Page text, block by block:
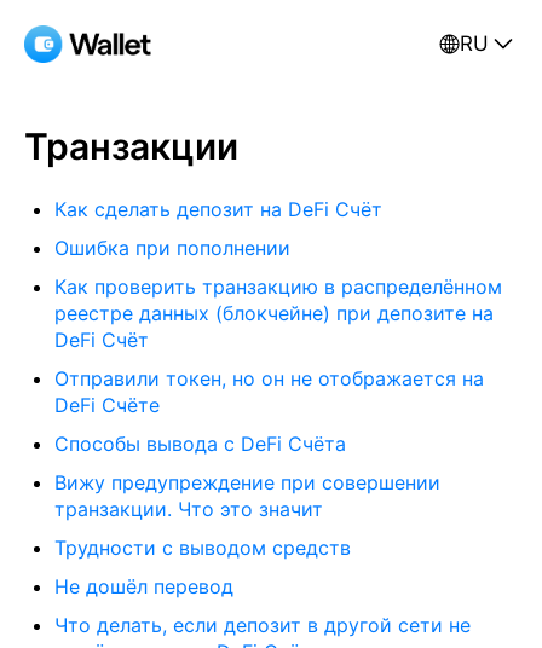
RU
Транзакции
Как сделать депозит на DeFi Счёт
Ошибка при пополнении
Как проверить транзакцию в распределённом
реестре данных (блокчейне) при депозите на
DeFi Счёт
Отправили токен, но он не отображается на
DeFi Счёте
Способы вывода с DeFi Счёта
Вижу предупреждение при совершении
транзакции. Что это значит
Трудности с выводом средств
Не дошёл перевод
Что делать, если депозит в другой сети не